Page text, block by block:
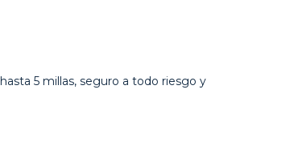
5 millas, seguro a todo riesgo y